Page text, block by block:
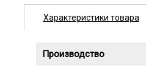
Характеристики товара
Производство